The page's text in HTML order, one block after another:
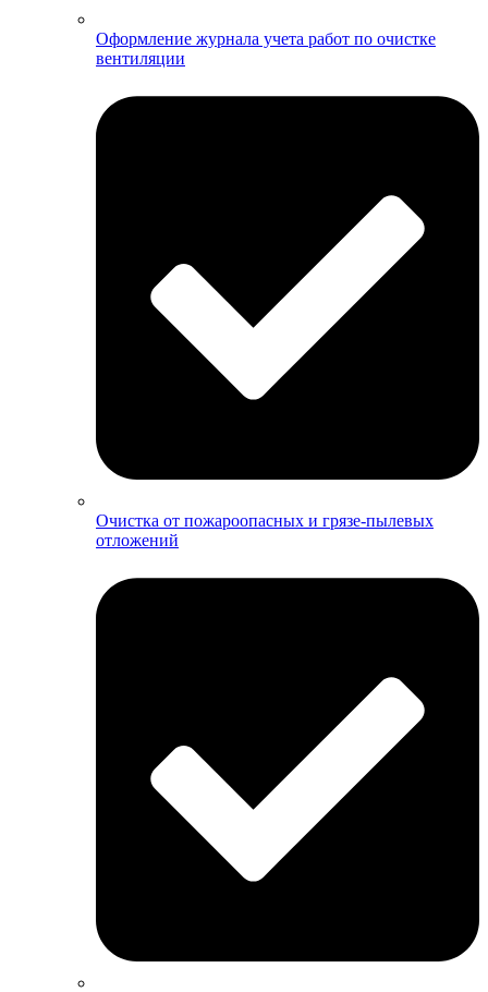
Оформление журнала учета работ по очистке
вентиляции
Очистка от пожароопасных и грязе-пылевых
отложений